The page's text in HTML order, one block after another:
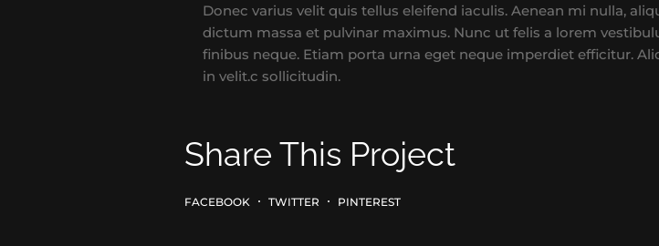
Donec varius velit quis tellus eleifend iaculis. Aenean mi nulla,
dictum massa et pulvinar maximus. Nunc ut felis a lorem
finibus neque. Etiam porta urna eget neque imperdiet efficitur.
in velit.c sollicitudin.
Share This Project
FACEBOOK TWITTER PINTEREST